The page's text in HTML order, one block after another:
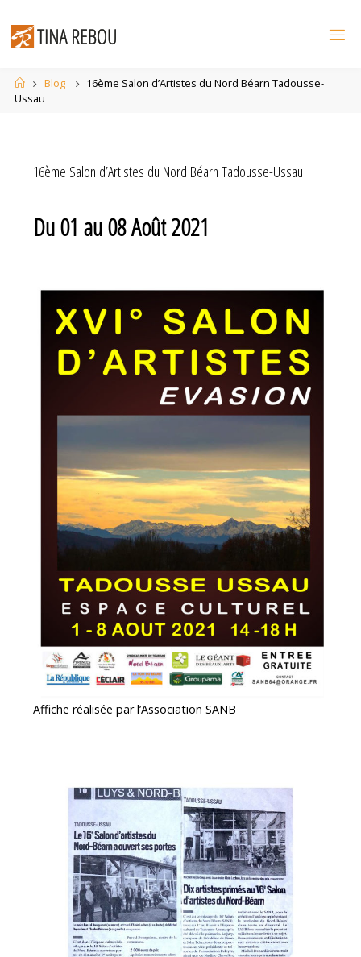
content
HomeBlog
16ème Salon d’Artistes du Nord Béarn Tadousse-
Ussau
16ème Salon d’Artistes du Nord Béarn Tadousse-Ussau
Du 01 au 08 Août 2021
Affiche réalisée par l’Association SANB